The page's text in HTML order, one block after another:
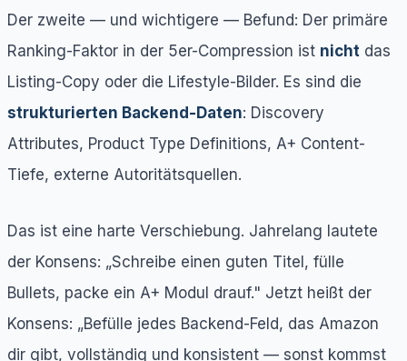
Der zweite — und wichtigere — Befund: Der primäre
Ranking-Faktor in der 5er-Compression ist nicht das
Listing-Copy oder die Lifestyle-Bilder. Es sind die
strukturierten Backend-Daten: Discovery
Attributes, Product Type Definitions, A+ Content-
Tiefe, externe Autoritätsquellen.
Das ist eine harte Verschiebung. Jahrelang lautete
der Konsens: „Schreibe einen guten Titel, fülle
Bullets, packe ein A+ Modul drauf." Jetzt heißt der
Konsens: „Befülle jedes Backend-Feld, das Amazon
dir gibt, vollständig und konsistent — sonst kommst